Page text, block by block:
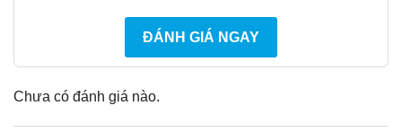
ĐÁNH GIÁ NGAY
Chưa có đánh giá nào.